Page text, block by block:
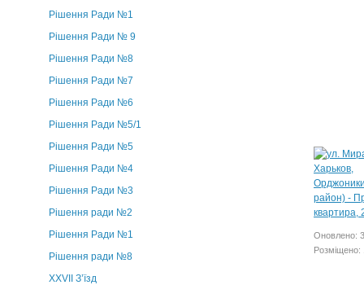
Рішення Ради №1
Рішення Ради № 9
Рішення Ради №8
Рішення Ради №7
Рішення Ради №6
Рішення Ради №5/1
Рішення Ради №5
Рішення Ради №4
Рішення Ради №3
Рішення ради №2
Рішення Ради №1
Рішення ради №8
ХХVII З’їзд
Оновлено:
Розміщено: